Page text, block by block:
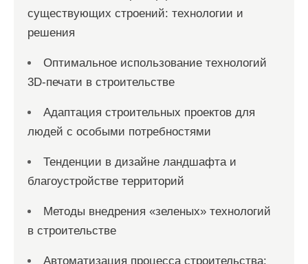
существующих строений: технологии и
решения
Оптимальное использование технологий
3D-печати в строительстве
Адаптация строительных проектов для
людей с особыми потребностями
Тенденции в дизайне ландшафта и
благоустройстве территорий
Методы внедрения «зеленых» технологий
в строительстве
Автоматизация процесса строительства: